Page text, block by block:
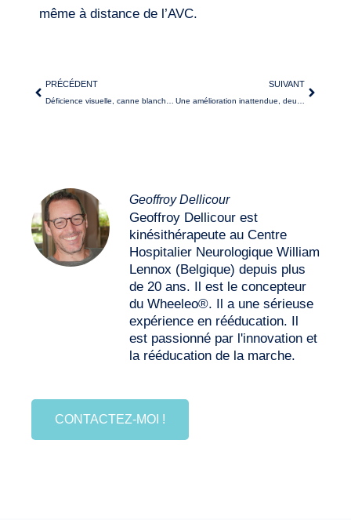
même à distance de l’AVC.
PRÉCÉDENT
Déficience visuelle, canne blanche et Wheeleo®
SUIVANT
Une amélioration inattendue, deux ans après l’AVC
Geoffroy Dellicour
Geoffroy Dellicour est
kinésithérapeute au Centre
Hospitalier Neurologique William
Lennox (Belgique) depuis plus
de 20 ans. Il est le concepteur
du Wheeleo®. Il a une sérieuse
expérience en rééducation. Il
est passionné par l'innovation et
la rééducation de la marche.
CONTACTEZ-MOI !